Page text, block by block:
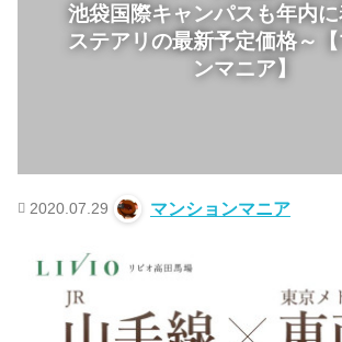
池袋国際キャンパスも年内に
ステアリの最新予定価格～
ンマニア】
2020.07.29 マンションマニア